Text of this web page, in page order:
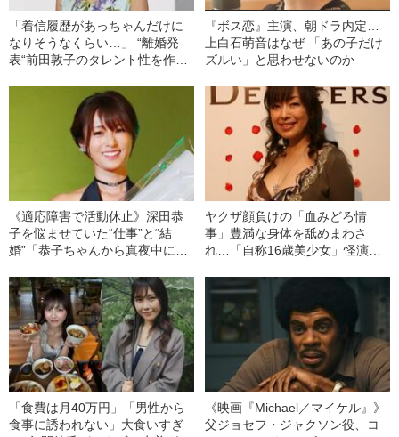
「着信履歴があっちゃんだけに
なりそうなくらい…」 “離婚発
表“前田敦子のタレント性を作っ
『ボス恋』主演、朝ドラ内定…
上白石萌音はなぜ 「あの子だけ
ズルい」と思わせないのか
《適応障害で活動休止》深田恭
子を悩ませていた“仕事”と“結
婚”「恭子ちゃんから真夜中に何
ヤクザ顔負けの「血みどろ情
事」豊満な身体を舐めまわさ
れ…「自称16歳美少女」怪演
ぎる“熟れ方”
「食費は月40万円」「男性から
食事に誘われない」大食いすぎ
《映画『Michael／マイケル』》
父ジョセフ・ジャクソン役、コ